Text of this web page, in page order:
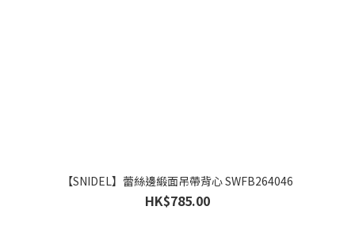
【SNIDEL】蕾絲邊緞面吊帶背心 SWFB264046
HK$785.00